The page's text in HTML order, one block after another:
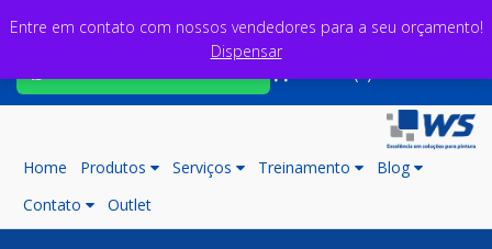
Home Produtos Serviços Treinamento
Blog
Contato
Outlet
Entre em contato com nossos vendedores para a seu orçamento!
Dispensar